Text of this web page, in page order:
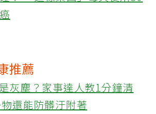
推薦
灰塵？家事達人教1分鐘清
還能防髒汙附著